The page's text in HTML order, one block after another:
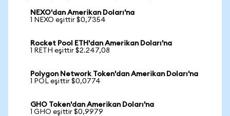
NEXO'dan Amerikan Doları'na
1 NEXO eşittir $0,7354
Rocket Pool ETH'dan Amerikan Doları'na
1 RETH eşittir $2.247,08
Polygon Network Token'dan Amerikan Doları'na
1 POL eşittir $0,0774
GHO Token'dan Amerikan Doları'na
1 GHO eşittir $0,9979